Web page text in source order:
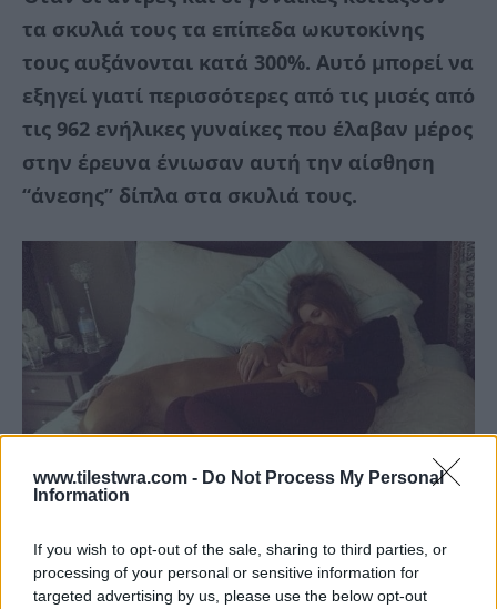
www.tilestwra.com - Do Not Process My Personal
Information
If you wish to opt-out of the sale, sharing to third parties, or
processing of your personal or sensitive information for
targeted advertising by us, please use the below opt-out
τα σκυλιά τους τα επίπεδα ωκυτοκίνης
τους αυξάνονται κατά 300%. Αυτό μπορεί να
εξηγεί γιατί περισσότερες από τις μισές από
τις 962 ενήλικες γυναίκες που έλαβαν μέρος
στην έρευνα ένιωσαν αυτή την αίσθηση
“άνεσης” δίπλα στα σκυλιά τους.